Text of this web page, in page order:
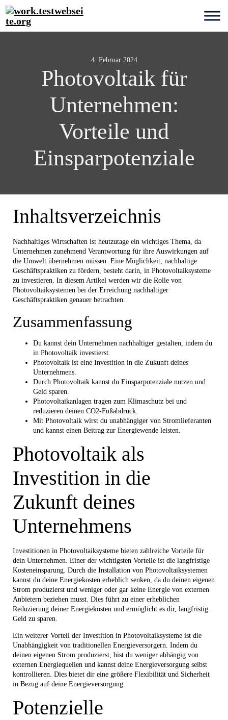
Photovoltaik für
Unternehmen:
Vorteile und
Einsparpotenziale
4. Februar 2024
Inhaltsverzeichnis
Nachhaltiges Wirtschaften ist heutzutage ein wichtiges Thema, da
Unternehmen zunehmend Verantwortung für ihre Auswirkungen auf
die Umwelt übernehmen müssen. Eine Möglichkeit, nachhaltige
Geschäftspraktiken zu fördern, besteht darin, in Photovoltaiksysteme
zu investieren. In diesem Artikel werden wir die Rolle von
Photovoltaiksystemen bei der Erreichung nachhaltiger
Geschäftspraktiken genauer betrachten.
Zusammenfassung
Du kannst dein Unternehmen nachhaltiger gestalten, indem du
in Photovoltaik investierst.
Photovoltaik ist eine Investition in die Zukunft deines
Unternehmens.
Durch Photovoltaik kannst du Einsparpotenziale nutzen und
Geld sparen.
Photovoltaikanlagen tragen zum Klimaschutz bei und
reduzieren deinen CO2-Fußabdruck.
Mit Photovoltaik wirst du unabhängiger von Stromlieferanten
und kannst einen Beitrag zur Energiewende leisten.
Photovoltaik als
Investition in die
Zukunft deines
Unternehmens
Investitionen in Photovoltaiksysteme bieten zahlreiche Vorteile für
dein Unternehmen. Einer der wichtigsten Vorteile ist die langfristige
Kosteneinsparung. Durch die Installation von Photovoltaiksystemen
kannst du deine Energiekosten erheblich senken, da du deinen eigenen
Strom produzierst und weniger oder gar keine Energie von externen
Anbietern beziehen musst. Dies führt zu einer erheblichen
Reduzierung deiner Energiekosten und ermöglicht es dir, langfristig
Geld zu sparen.
Ein weiterer Vorteil der Investition in Photovoltaiksysteme ist die
Unabhängigkeit von traditionellen Energieversorgern. Indem du
deinen eigenen Strom produzierst, bist du weniger abhängig von
externen Energiequellen und kannst deine Energieversorgung selbst
kontrollieren. Dies bietet dir eine größere Flexibilität und Sicherheit
in Bezug auf deine Energieversorgung.
Potenzielle